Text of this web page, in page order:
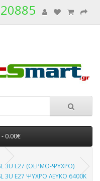
0.00€
3U E27 (ΘΕΡΜΟ-ΨΥΧΡΟ)
E27 ΨΥΧΡΟ ΛΕΥΚΟ 6400Κ